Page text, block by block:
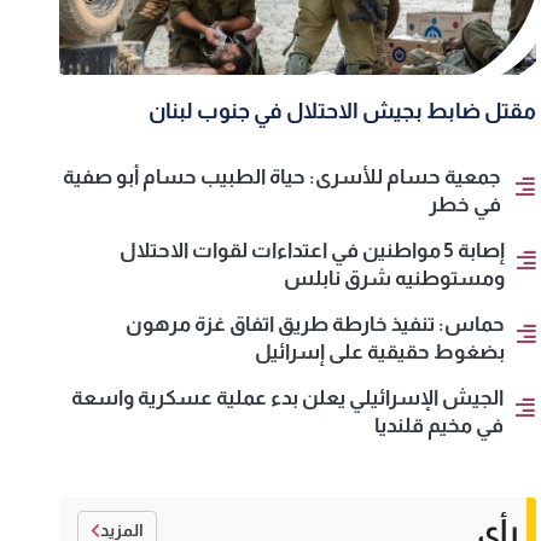
مقتل ضابط بجيش الاحتلال في جنوب لبنان
جمعية حسام للأسرى: حياة الطبيب حسام أبو صفية
في خطر
إصابة 5 مواطنين في اعتداءات لقوات الاحتلال
ومستوطنيه شرق نابلس
حماس: تنفيذ خارطة طريق اتفاق غزة مرهون
بضغوط حقيقية على إسرائيل
الجيش الإسرائيلي يعلن بدء عملية عسكرية واسعة
في مخيم قلنديا
رأي المزيد